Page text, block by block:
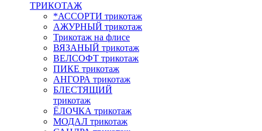
ТРИКОТАЖ
*АССОРТИ трикотаж
АЖУРНЫЙ трикотаж
Трикотаж на флисе
ВЯЗАНЫЙ трикотаж
ВЕЛСОФТ трикотаж
ПИКЕ трикотаж
АНГОРА трикотаж
БЛЕСТЯЩИЙ
трикотаж
ЁЛОЧКА трикотаж
МОДАЛ трикотаж